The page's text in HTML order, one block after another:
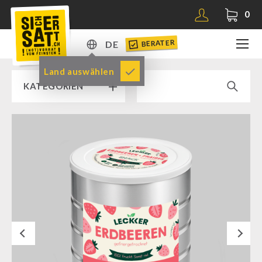
0
DE
DE
EN
Land auswählen
BERATER
KATEGORIEN
SICHERSATT PREMIUM NOTVORRAT
Fertiggerichte
Komplettlösungen
NR-72
Ergänzungs-Pakete
Next